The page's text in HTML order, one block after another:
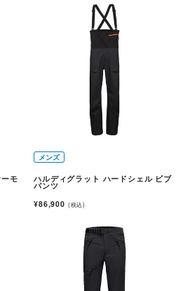
モ
メンズ
ハルディグラット ハードシェル ビブ
パンツ
¥86,900 (税込)